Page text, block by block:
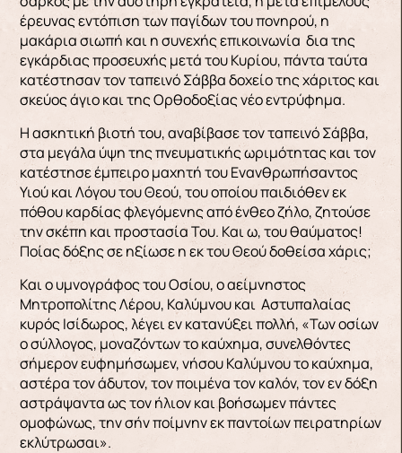
έρευνας εντόπιση των παγίδων του πονηρού, η
μακάρια σιωπή και η συνεχής επικοινωνία δια της
εγκάρδιας προσευχής μετά του Κυρίου, πάντα ταύτα
κατέστησαν τον ταπεινό Σάββα δοχείο της χάριτος και
σκεύος άγιο και της Ορθοδοξίας νέο εντρύφημα.
Η ασκητική βιοτή του, αναβίβασε τον ταπεινό Σάββα,
στα μεγάλα ύψη της πνευματικής ωριμότητας και τον
κατέστησε έμπειρο μαχητή του Ενανθρωπήσαντος
Υιού και Λόγου του Θεού, του οποίου παιδιόθεν εκ
πόθου καρδίας φλεγόμενης από ένθεο ζήλο, ζητούσε
την σκέπη και προστασία Του. Και ω, του θαύματος!
Ποίας δόξης σε ηξίωσε η εκ του Θεού δοθείσα χάρις;
Και ο υμνογράφος του Οσίου, ο αείμνηστος
Μητροπολίτης Λέρου, Καλύμνου και Αστυπαλαίας
κυρός Ισίδωρος, λέγει εν κατανύξει πολλή, «Των οσίων
ο σύλλογος, μοναζόντων το καύχημα, συνελθόντες
σήμερον ευφημήσωμεν, νήσου Καλύμνου το καύχημα,
αστέρα τον άδυτον, τον ποιμένα τον καλόν, τον εν δόξη
αστράψαντα ως τον ήλιον και βοήσωμεν πάντες
ομοφώνως, την σήν ποίμνην εκ παντοίων πειρατηρίων
εκλύτρωσαι».